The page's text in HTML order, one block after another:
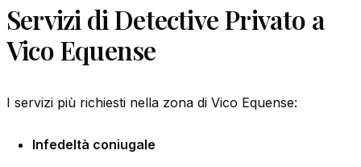
Servizi di Detective Privato a
Vico Equense
I servizi più richiesti nella zona di Vico Equense:
Infedeltà coniugale